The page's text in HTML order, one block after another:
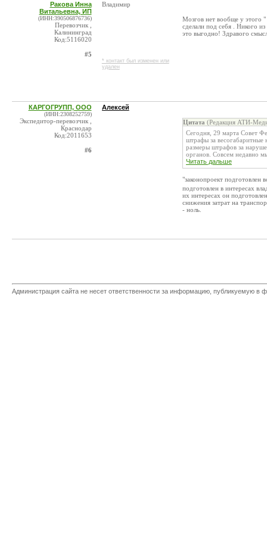
Ракова Инна
Витальевна, ИП
(ИНН:390506876736)
Перевозчик ,
Калининград
Код:5116020
#5
Владимир
* контакт был изменен или
удален
Мозгов нет вообще у этого
сделали под себя . Никого
это выгодно! Здравого
КАРГОГРУПП, ООО
(ИНН:2308252759)
Экспедитор-перевозчик ,
Краснодар
Код:2011653
#6
Алексей
Цитата (Редакция АТИ-
Сегодня, 29 марта Совет
штрафы за весогабаритные
размеры штрафов за
органов. Совсем недавно
Читать дальше
"законопроект подготовлен
подготовлен в интересах
их интересах он
снижения затрат на
- ноль.
Администрация сайта не несет ответственности за информацию, публикуемую